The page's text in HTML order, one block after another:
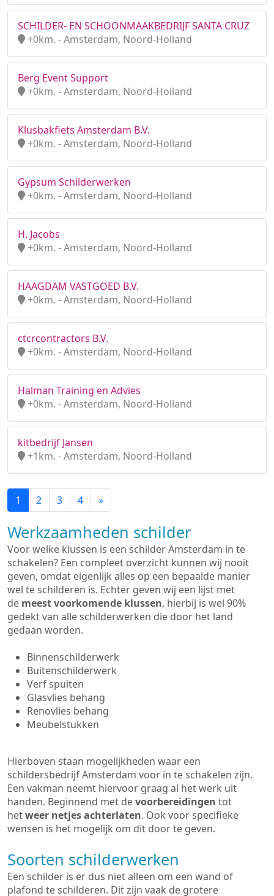
SCHILDER- EN SCHOONMAAKBEDRIJF SANTA CRUZ
+0km. - Amsterdam, Noord-Holland
Berg Event Support
+0km. - Amsterdam, Noord-Holland
Klusbakfiets Amsterdam B.V.
+0km. - Amsterdam, Noord-Holland
Gypsum Schilderwerken
+0km. - Amsterdam, Noord-Holland
H. Jacobs
+0km. - Amsterdam, Noord-Holland
HAAGDAM VASTGOED B.V.
+0km. - Amsterdam, Noord-Holland
ctcrcontractors B.V.
+0km. - Amsterdam, Noord-Holland
Halman Training en Advies
+0km. - Amsterdam, Noord-Holland
kitbedrijf Jansen
+1km. - Amsterdam, Noord-Holland
1 2 3 4 »
Werkzaamheden schilder
Voor welke klussen is een schilder Amsterdam in te
schakelen? Een compleet overzicht kunnen wij nooit
geven, omdat eigenlijk alles op een bepaalde manier
wel te schilderen is. Echter geven wij een lijst met
de meest voorkomende klussen, hierbij is wel 90%
gedekt van alle schilderwerken die door het land
gedaan worden.
Binnenschilderwerk
Buitenschilderwerk
Verf spuiten
Glasvlies behang
Renovlies behang
Meubelstukken
Hierboven staan mogelijkheden waar een
schildersbedrijf Amsterdam voor in te schakelen zijn.
Een vakman neemt hiervoor graag al het werk uit
handen. Beginnend met devoorbereidingen tot
hetweer netjes achterlaten. Ook voor specifieke
wensen is het mogelijk om dit door te geven.
Soorten schilderwerken
Een schilder is er dus niet alleen om een wand of
plafond te schilderen. Dit zijn vaak de grotere